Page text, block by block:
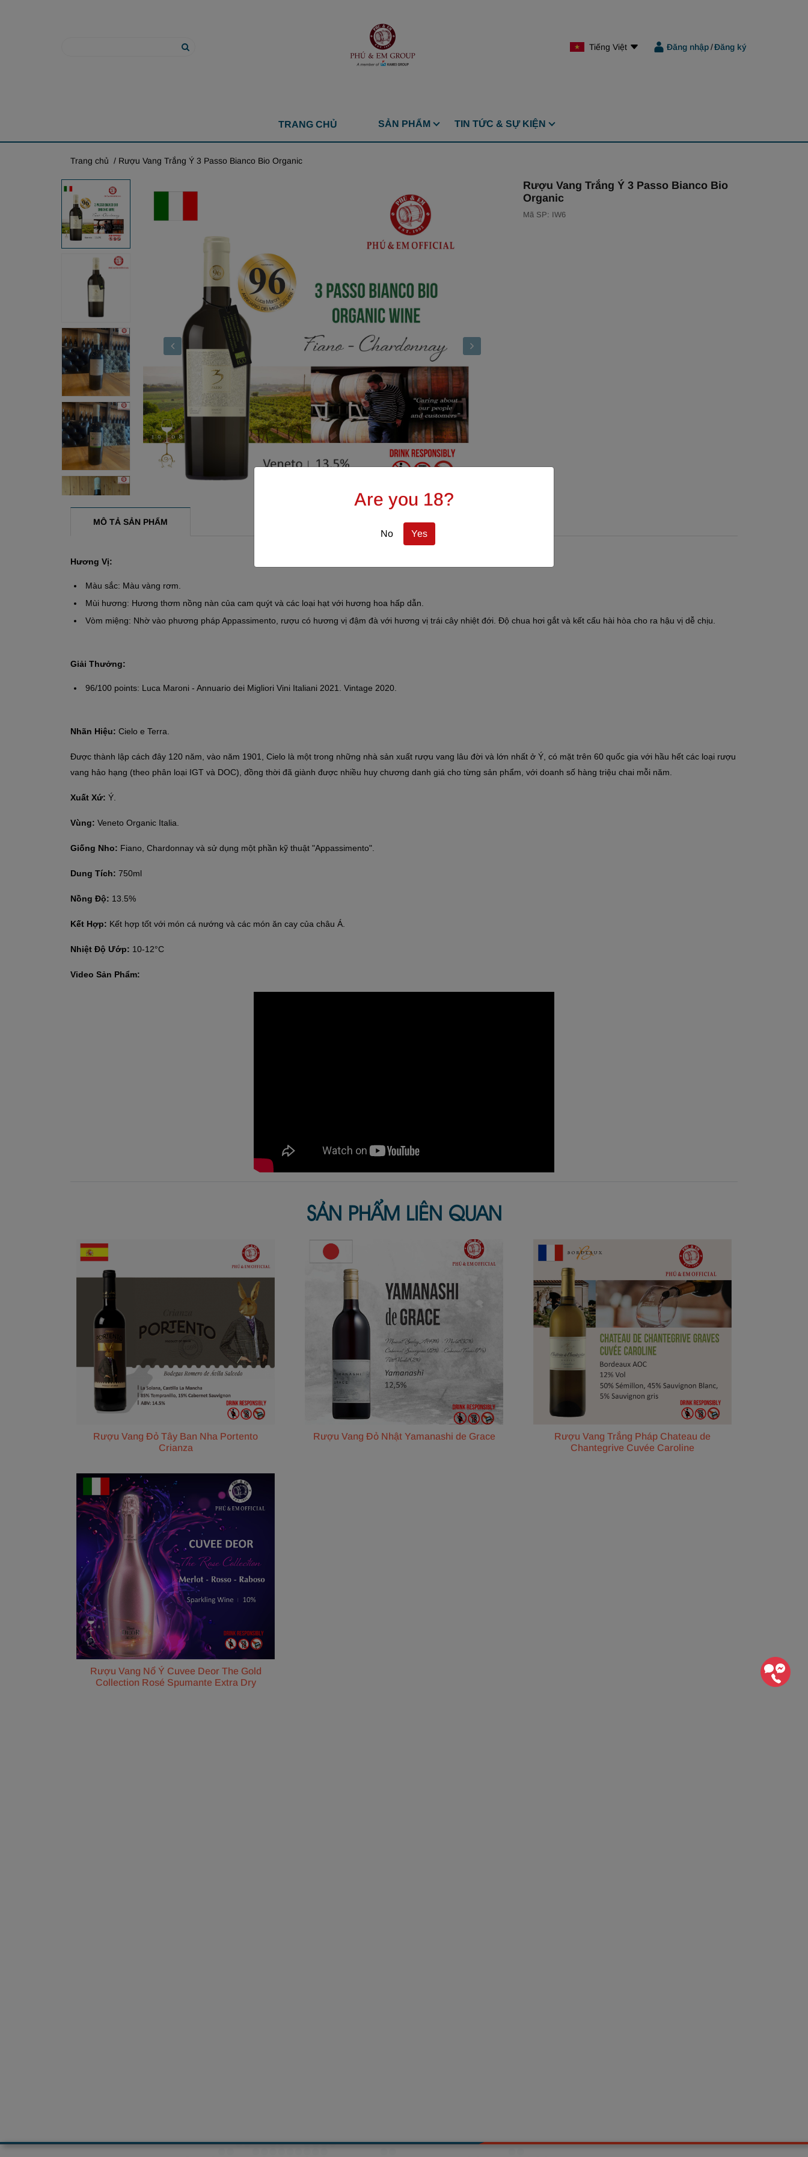
Are you 18?
No Yes
Tiếng Việt Đăng nhập/Đăng ký
TRANG CHỦ SẢN PHẨM TIN TỨC & SỰ KIỆN
Trang chủ / Rượu Vang Trắng Ý 3 Passo Bianco Bio Organic
Rượu Vang Trắng Ý 3 Passo Bianco Bio
Organic
Mã SP: IW6
MÔ TẢ SẢN PHẨM
Hương Vị:
Màu sắc: Màu vàng rơm.
Mùi hương: Hương thơm nồng nàn của cam quýt và các loại hạt với hương hoa hấp dẫn.
Vòm miệng: Nhờ vào phương pháp Appassimento, rượu có hương vị đậm đà với hương vị trái cây nhiệt đới. Độ chua hơi gắt và kết cấu hài hòa cho ra hậu vị dễ chịu.
Giải Thưởng:
96/100 points: Luca Maroni - Annuario dei Migliori Vini Italiani 2021. Vintage 2020.
Nhãn Hiệu: Cielo e Terra.
Được thành lập cách đây 120 năm, vào năm 1901, Cielo là một trong những nhà sản xuất rượu vang lâu đời và lớn nhất ở Ý, có mặt trên 60 quốc gia với hầu hết các loại rượu
vang hảo hạng (theo phân loại IGT và DOC), đồng thời đã giành được nhiều huy chương danh giá cho từng sản phẩm, với doanh số hàng triệu chai mỗi năm.
Xuất Xứ: Ý.
Vùng: Veneto Organic Italia.
Giống Nho: Fiano, Chardonnay và sử dụng một phần kỹ thuật "Appassimento".
Dung Tích: 750ml
Nồng Độ: 13.5%
Kết Hợp: Kết hợp tốt với món cá nướng và các món ăn cay của châu Á.
Nhiệt Độ Ướp: 10-12°C
Video Sản Phẩm:
SẢN PHẨM LIÊN QUAN
Rượu Vang Đỏ Tây Ban Nha Portento
Crianza
Rượu Vang Đỏ Nhật Yamanashi de Grace
Rượu Vang Trắng Pháp Chateau de
Chantegrive Cuvée Caroline
Rượu Vang Nổ Ý Cuvee Deor The Gold
Collection Rosé Spumante Extra Dry